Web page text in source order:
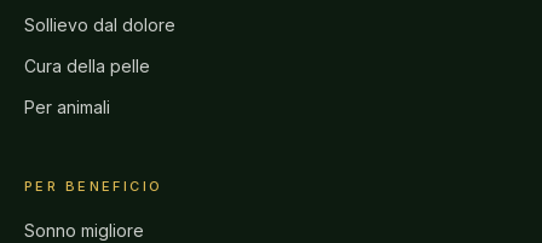
Sollievo dal dolore
Cura della pelle
Per animali
PER BENEFICIO
Sonno migliore